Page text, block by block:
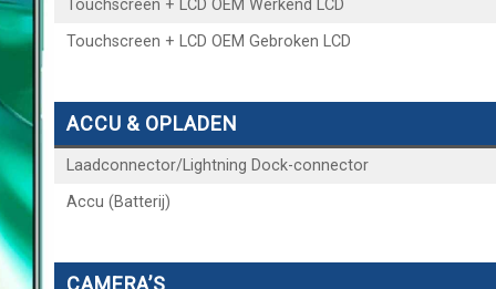
Touchscreen + LCD OEM Werkend LCD
Touchscreen + LCD OEM Gebroken LCD
ACCU & OPLADEN
Laadconnector/Lightning Dock-connector
Accu (Batterij)
CAMERA’S